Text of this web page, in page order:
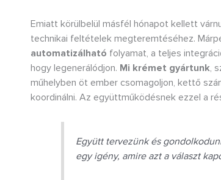
Emiatt körülbelül másfél hónapot kellett
technikai feltételek megteremtéséhez.
automatizálható folyamat, a teljes
hogy legenerálódjon. Mi krémet gyártunk,
műhelyben öt ember csomagoljon, kettő
koordinálni. Az együttműködésnek ezzel a
Együtt tervezünk és
egy igény, amire azt a választ